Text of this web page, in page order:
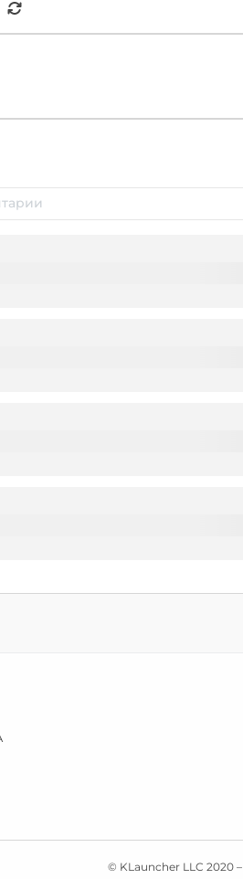
© KLauncher LLC 2020 –